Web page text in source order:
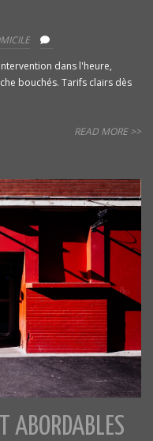
dans l'heure,
bouchés. Tarifs clairs dès
READ MORE >>
ABORDABLES